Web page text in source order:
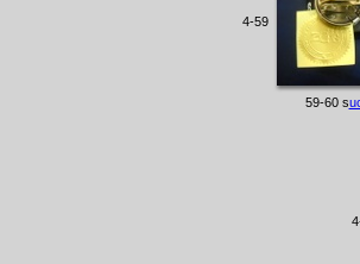
4-59
59-60 s